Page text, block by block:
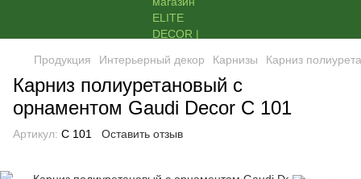
Продукция Интерьерный декор Карнизы Карниз
Карниз полиуретановый с
орнаментом Gaudi Decor C 101
Артикул: C 101 Оставить отзыв